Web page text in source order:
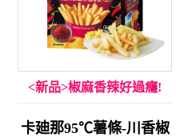
<新品>椒麻香辣好過癮!
卡廸那95℃薯條-川香椒